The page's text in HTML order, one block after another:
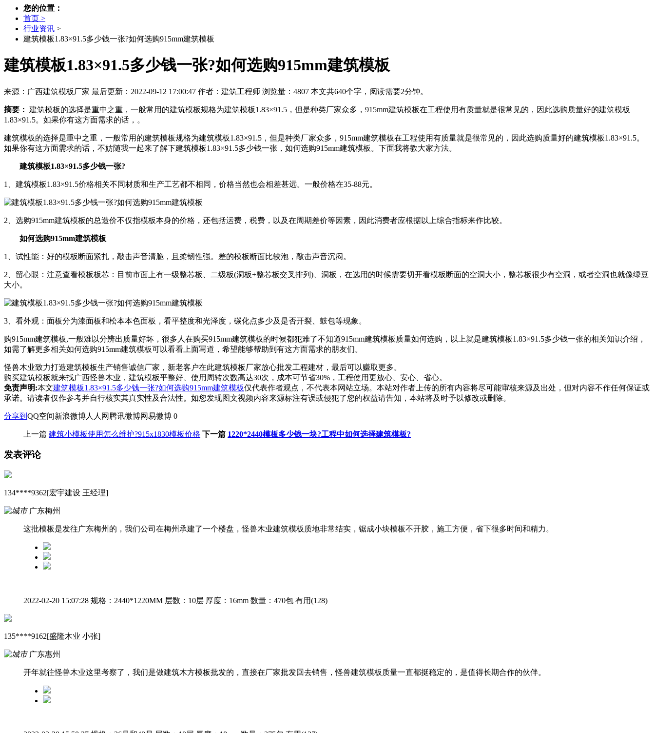
您的位置：
首页 >
行业资讯 >
建筑模板1.83×91.5多少钱一张?如何选购915mm建筑模板
建筑模板1.83×91.5多少钱一张?如何选购915mm建筑模板
来源：广西建筑模板厂家 最后更新：2022-09-12 17:00:47 作者：建筑工程师 浏览量：4807 本文共640个字，阅读需要2分钟。
摘要： 建筑模板的选择是重中之重，一般常用的建筑模板规格为建筑模板1.83×91.5，但是种类厂家众多，915mm建筑模板在工程使用有质量就是很常见的，因此选购质量好的建筑模板
1.83×91.5。如果你有这方面需求的话，。
建筑模板的选择是重中之重，一般常用的建筑模板规格为建筑模板1.83×91.5，但是种类厂家众多，915mm建筑模板在工程使用有质量就是很常见的，因此选购质量好的建筑模板1.83×91.5。
如果你有这方面需求的话，不妨随我一起来了解下建筑模板1.83×91.5多少钱一张，如何选购915mm建筑模板。下面我将教大家方法。
建筑模板1.83×91.5多少钱一张?
1、建筑模板1.83×91.5价格相关不同材质和生产工艺都不相同，价格当然也会相差甚远。一般价格在35-88元。
2、选购915mm建筑模板的总造价不仅指模板本身的价格，还包括运费，税费，以及在周期差价等因素，因此消费者应根据以上综合指标来作比较。
如何选购915mm建筑模板
1、试性能：好的模板断面紧扎，敲击声音清脆，且柔韧性强。差的模板断面比较泡，敲击声音沉闷。
2、留心眼：注意查看模板板芯：目前市面上有一级整芯板、二级板(洞板+整芯板交叉排列)、洞板，在选用的时候需要切开看模板断面的空洞大小，整芯板很少有空洞，或者空洞也就像绿豆
大小。
3、看外观：面板分为漆面板和松本本色面板，看平整度和光泽度，碳化点多少及是否开裂、鼓包等现象。
购915mm建筑模板,一般难以分辨出质量好坏，很多人在购买915mm建筑模板的时候都犯难了不知道915mm建筑模板质量如何选购，以上就是建筑模板1.83×91.5多少钱一张的相关知识介绍，
如需了解更多相关如何选购915mm建筑模板可以看看上面写道，希望能够帮助到有这方面需求的朋友们。
怪兽木业致力打造建筑模板生产销售诚信厂家，新老客户在此建筑模板厂家放心批发工程建材，最后可以赚取更多。
购买建筑模板就来找广西怪兽木业，建筑模板平整好、使用周转次数高达30次，成本可节省30%，工程使用更放心、安心、省心。
免责声明:本文建筑模板1.83×91.5多少钱一张?如何选购915mm建筑模板仅代表作者观点，不代表本网站立场。本站对作者上传的所有内容将尽可能审核来源及出处，但对内容不作任何保证或
承诺。请读者仅作参考并自行核实其真实性及合法性。如您发现图文视频内容来源标注有误或侵犯了您的权益请告知，本站将及时予以修改或删除。
分享到 QQ空间新浪微博人人网 腾讯微博网易微博 0
上一篇 建筑小模板使用怎么维护?915x1830模板价格 下一篇 1220*2440模板多少钱一块?工程中如何选择建筑模板?
发表评论
134****9362[宏宇建设 王经理]
广东梅州
这批模板是发往广东梅州的，我们公司在梅州承建了一个楼盘，怪兽木业建筑模板质地非常结实，锯成小块模板不开胶，施工方便，省下很多时间和精力。
2022-02-20 15:07:28 规格：2440*1220MM 层数：10层 厚度：16mm 数量：470包 有用(128)
135****9162[盛隆木业 小张]
广东惠州
开年就往怪兽木业这里考察了，我们是做建筑木方模板批发的，直接在厂家批发回去销售，怪兽建筑模板质量一直都挺稳定的，是值得长期合作的伙伴。